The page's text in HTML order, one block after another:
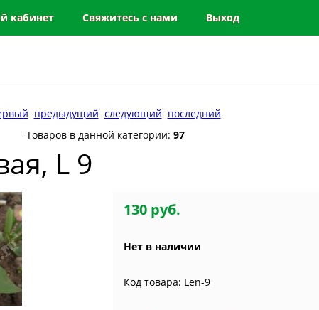
кабинет Свяжитесь с нами Выход
предыдущий следующий последний
Товаров в данной категории: 97
L 9
130 руб.
Нет в наличии
Код товара: Len-9